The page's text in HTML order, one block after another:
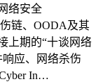
络安全
链、OODA及其
上期的“十谈网络
响应、网络杀伤
In…